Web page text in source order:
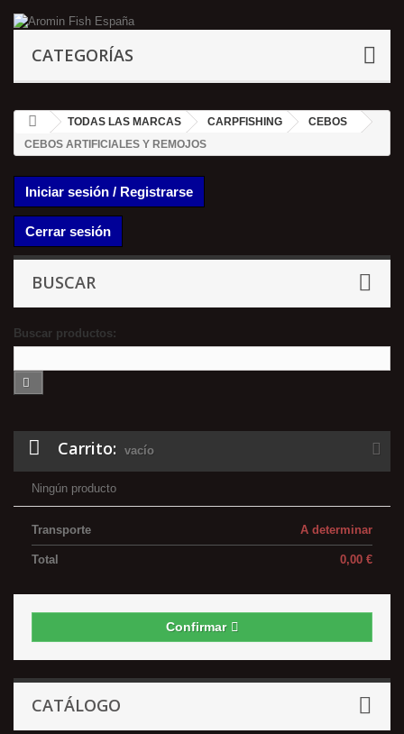
CATEGORÍAS
TODAS LAS MARCAS CARPFISHING
CEBOS
CEBOS ARTIFICIALES Y REMOJOS
Iniciar sesión / Registrarse
Cerrar sesión
BUSCAR
Buscar productos:
Carrito: vacío
Ningún producto
A determinar
Transporte
0,00 €
Total
Confirmar
CATÁLOGO